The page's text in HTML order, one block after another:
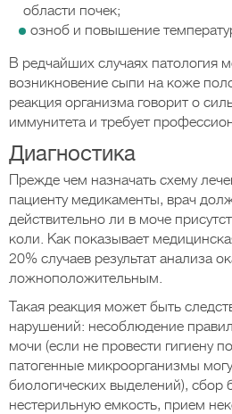
области почек;
озноб и повышение
В редчайших случаях патология
возникновение сыпи на коже
реакция организма говорит о
иммунитета и требует
Диагностика
Прежде чем назначать схему
пациенту медикаменты, врач
действительно ли в моче
коли. Как показывает
20% случаев результат анализа
ложноположительным.
Такая реакция может быть
нарушений: несоблюдение
мочи (если не провести гигиену
патогенные микроорганизмы
биологических выделений), сбор
нестерильную емкость, прием